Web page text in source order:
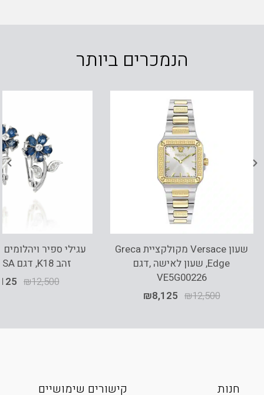
הנמכרים ביותר
שעון Versace מקולקציית Greca
Edge, שעון לאישה ,דגם
VE5G00226
₪12,500
₪8,125
עגילי ספיר
זהב K18, דגם SE1812SA
₪12,500
חנות קישורים שימושיים